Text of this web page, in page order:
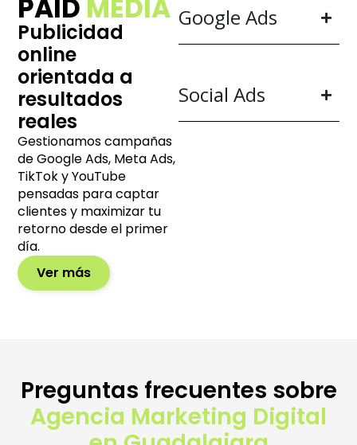
PAID MEDIA
Publicidad
online
orientada a
resultados
reales
Gestionamos campañas
de Google Ads, Meta Ads,
TikTok y YouTube
pensadas para captar
clientes y maximizar tu
retorno desde el primer
día.
Ver más
Google Ads
Social Ads
Preguntas frecuentes sobre
Agencia Marketing Digital